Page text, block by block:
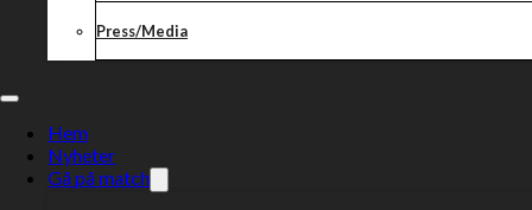
Press/Media
Hem
Nyheter
Gå på match